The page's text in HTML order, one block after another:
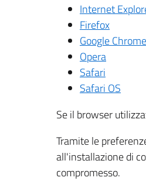
Internet
Firefox
Google Chrome
Opera
Safari
Safari OS
Se il browser
Tramite le
all'installazione di
compromesso.